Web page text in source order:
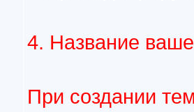
4. Название
При создании